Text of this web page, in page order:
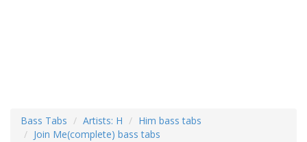
Bass Tabs Artists: H
Him bass tabs
Join Me(complete) bass tabs